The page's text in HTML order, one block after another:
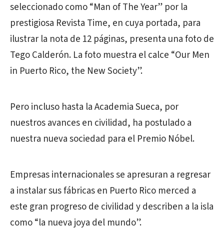
seleccionado como “Man of The Year” por la
prestigiosa Revista Time, en cuya portada, para
ilustrar la nota de 12 páginas, presenta una foto de
Tego Calderón. La foto muestra el calce “Our Men
in Puerto Rico, the New Society”.
Pero incluso hasta la Academia Sueca, por
nuestros avances en civilidad, ha postulado a
nuestra nueva sociedad para el Premio Nóbel.
Empresas internacionales se apresuran a regresar
a instalar sus fábricas en Puerto Rico merced a
este gran progreso de civilidad y describen a la isla
como “la nueva joya del mundo”.